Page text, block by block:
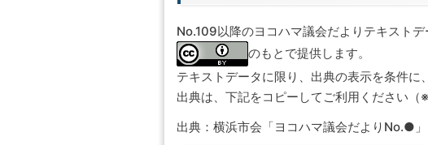
No.109以降のヨコハマ議会だよりテキストデ
のもとで提供します。
テキストデータに限り、出典の表示を条件
出典は、下記をコピーしてご利用ください
出典：横浜市会「ヨコハマ議会だよりNo.●」